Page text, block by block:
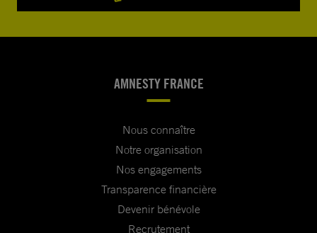
AMNESTY FRANCE
Nous connaître
Notre organisation
Nos engagements
Transparence financière
Devenir bénévole
Recrutement